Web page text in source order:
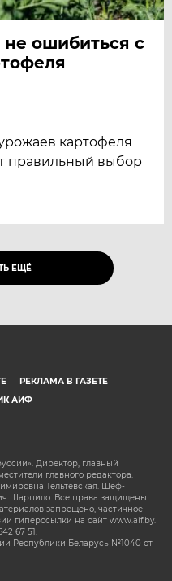
ошибиться с
картофеля
правильный выбор
ЕЩЁ
РЕКЛАМА В ГАЗЕТЕ
АИФ
Директор, главный
главного редактора:
Тельтевская. Шеф-
Шарпило. Все права защищены.
запрещено, частичное
гиперссылки на сайт www.aif.by.
67 51.
Республики Беларусь №1040 от